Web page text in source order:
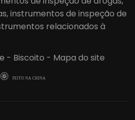
instrumentos de inspeção de
relacionados à
- Biscoito - Mapa do site
 FEITO NA CHINA